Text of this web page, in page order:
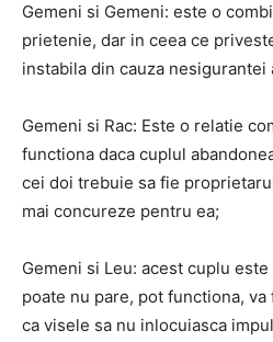
Gemeni si Gemeni: este o
prietenie, dar in ceea ce
instabila din cauza nesigurantei
Gemeni si Rac: Este o relatie
functiona daca cuplul
cei doi trebuie sa fie
mai concureze pentru ea;
Gemeni si Leu: acest cuplu
poate nu pare, pot functiona,
ca visele sa nu inlocuiasca